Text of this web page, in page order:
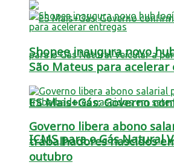
ES Mais+Gás: Governo
ICMS para o Gás Natural
Shopee inaugura novo
São Mateus para
Governo libera abono
trabalhadores nascidos
outubro